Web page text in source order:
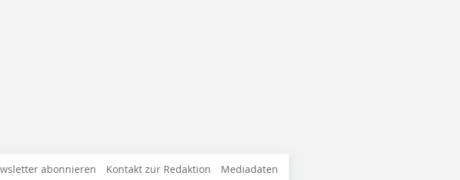
abonnieren Kontakt zur Redaktion Mediadaten